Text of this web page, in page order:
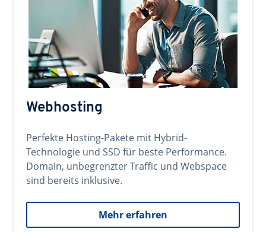
Webhosting
Perfekte Hosting-Pakete mit Hybrid-
Technologie und SSD für beste Performance.
Domain, unbegrenzter Traffic und Webspace
sind bereits inklusive.
Mehr erfahren